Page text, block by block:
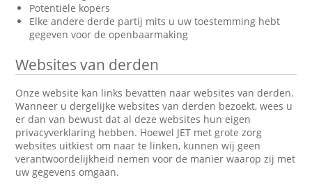
Potentiële kopers
Elke andere derde partij mits u uw toestemming hebt
gegeven voor de openbaarmaking
Websites van derden
Onze website kan links bevatten naar websites van derden.
Wanneer u dergelijke websites van derden bezoekt, wees u
er dan van bewust dat al deze websites hun eigen
privacyverklaring hebben. Hoewel JET met grote zorg
websites uitkiest om naar te linken, kunnen wij geen
verantwoordelijkheid nemen voor de manier waarop zij met
uw gegevens omgaan.